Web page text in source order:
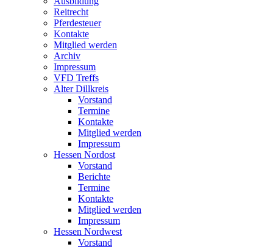
Reitrecht
Pferdesteuer
Kontakte
Mitglied werden
Archiv
Impressum
VFD Treffs
Alter Dillkreis
Vorstand
Termine
Kontakte
Mitglied werden
Impressum
Hessen Nordost
Vorstand
Berichte
Termine
Kontakte
Mitglied werden
Impressum
Hessen Nordwest
Vorstand